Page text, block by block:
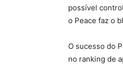
possível
o Peace faz o
O sucesso do
no ranking de